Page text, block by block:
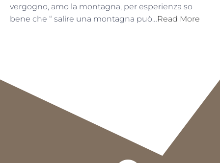
vergogno, amo la montagna, per esperienza so
bene che “ salire una montagna può…Read More